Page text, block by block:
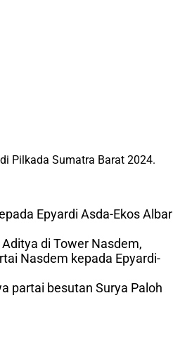
Pilkada Sumatra Barat 2024.
Epyardi Asda-Ekos Albar
di Tower Nasdem,
Nasdem kepada Epyardi-
partai besutan Surya Paloh